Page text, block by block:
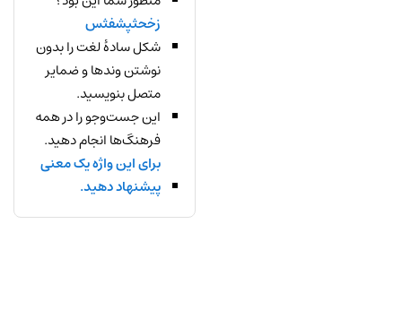
زخحثپشفثس
شکل سادهٔ لغت را بدون
نوشتن وندها و ضمایر
متصل بنویسید.
این جست‌وجو را در همه
فرهنگ‌ها انجام دهید.
برای این واژه یک معنی
پیشنهاد دهید.